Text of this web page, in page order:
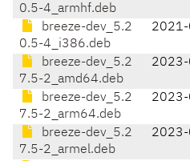
0.5-4_armhf.deb
breeze-dev_5.2
0.5-4_i386.deb
breeze-dev_5.2
7.5-2_amd64.deb
breeze-dev_5.2
7.5-2_arm64.deb
breeze-dev_5.2
7.5-2_armel.deb